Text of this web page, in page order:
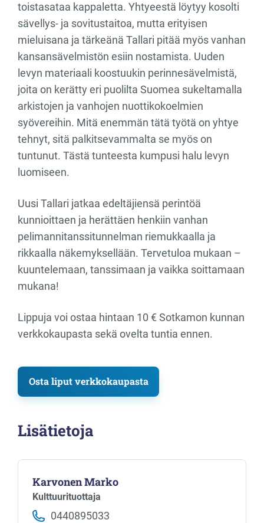
toistasataa kappaletta. Yhtyeestä löytyy kosolti
sävellys- ja sovitustaitoa, mutta erityisen
mieluisana ja tärkeänä Tallari pitää myös vanhan
kansansävelmistön esiin nostamista. Uuden
levyn materiaali koostuukin perinnesävelmistä,
joita on kerätty eri puolilta Suomea sukeltamalla
arkistojen ja vanhojen nuottikokoelmien
syövereihin. Mitä enemmän tätä työtä on yhtye
tehnyt, sitä palkitsevammalta se myös on
tuntunut. Tästä tunteesta kumpusi halu levyn
luomiseen.
Uusi Tallari jatkaa edeltäjiensä perintöä
kunnioittaen ja herättäen henkiin vanhan
pelimannitanssitunnelman riemukkaalla ja
rikkaalla näkemyksellään. Tervetuloa mukaan –
kuuntelemaan, tanssimaan ja vaikka soittamaan
mukana!
Lippuja voi ostaa hintaan 10 € Sotkamon kunnan
verkkokaupasta sekä ovelta tuntia ennen.
Osta liput verkkokaupasta
Lisätietoja
Karvonen Marko
Kulttuurituottaja
0440895033